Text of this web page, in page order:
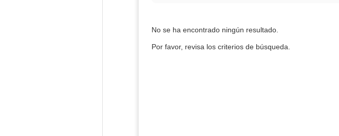
No se ha encontrado ningún resultado.
Por favor, revisa los criterios de búsqueda.